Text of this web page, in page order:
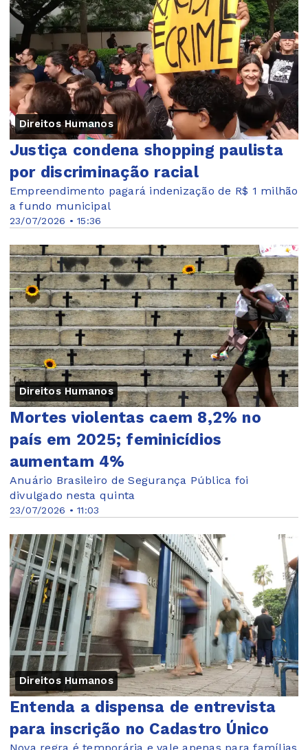
Direitos Humanos
23/07/2026 • 15:36
Justiça condena shopping paulista
por discriminação racial
Empreendimento pagará indenização de R$ 1 milhão
a fundo municipal
Direitos Humanos
23/07/2026 • 11:03
Mortes violentas caem 8,2% no
país em 2025; feminicídios
aumentam 4%
Anuário Brasileiro de Segurança Pública foi
divulgado nesta quinta
Direitos Humanos
Entenda a dispensa de entrevista
para inscrição no Cadastro Único